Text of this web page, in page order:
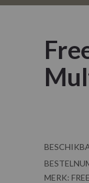
MERK: